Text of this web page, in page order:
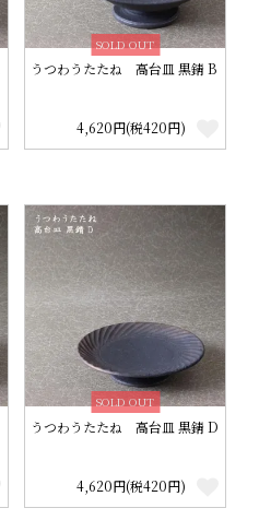
SOLD OUT
うつわうたたね 高台皿 黒錆 B
4,620円(税420円)
SOLD OUT
うつわうたたね 高台皿 黒錆 D
4,620円(税420円)